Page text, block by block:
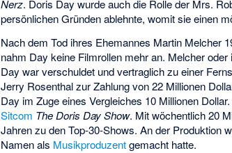
Nerz. Doris Day wurde auch die Rolle der Mrs.
persönlichen Gründen ablehnte, womit sie einen
Nach dem Tod ihres Ehemannes Martin Melcher
nahm Day keine Filmrollen mehr an. Melcher
Day war verschuldet und vertraglich zu einer
Jerry Rosenthal zur Zahlung von 22 Millionen
Day im Zuge eines Vergleiches 10 Millionen
Sitcom The Doris Day Show. Mit wöchentlich 20
Jahren zu den Top-30-Shows. An der Produktion
Namen als Musikproduzentgemacht hatte.